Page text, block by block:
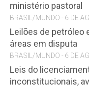
ministério pastoral
BRASIL/MUNDO - 6 DE
Leilões de petróleo
áreas em disputa
BRASIL/MUNDO - 6 DE
Leis do
inconstitucionais,